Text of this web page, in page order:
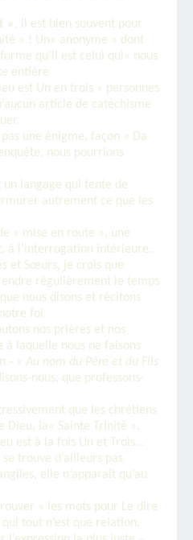
» , il est bien souvent pour
» ! Un« anonyme » dont
qu’il est celui qui« nous
entière
est Un en trois « personnes
article de catéchisme
une énigme, façon « Da
nous pourrions
un langage qui tente de
autrement ce que les
« mise en route », une
à l’interrogation intérieure…
et Sœurs, je crois que
régulièrement le temps
nous disons et récitons
foi.
nos prières et nos
laquelle nous ne faisons
- « Au nom du Père et du Fils
nous, que professons-
que les chrétiens
Dieu, la« Sainte Trinité ».
est à la fois Un et Trois…
trouve d’ailleurs pas
elle n’apparaît qu’au
« les mots pour Le dire
tout n’est que relation.